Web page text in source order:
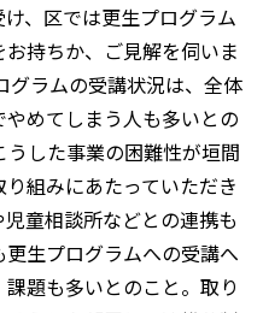
、区では更生プログラム
持ちか、ご見解を伺いま
グラムの受講状況は、全体
めてしまう人も多いとの
した事業の困難性が垣間
組みにあたっていただき
童相談所などとの連携も
生プログラムへの受講へ
題も多いとのこと。取り